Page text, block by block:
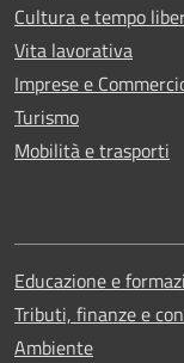
Cultura e tempo
Vita lavorativa
Imprese e
Turismo
Mobilità e trasporti
Educazione e
Tributi, finanze e
Ambiente